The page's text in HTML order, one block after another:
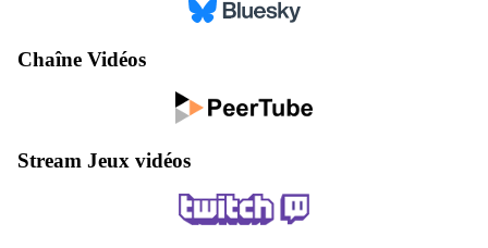
Chaîne Vidéos
Stream Jeux vidéos